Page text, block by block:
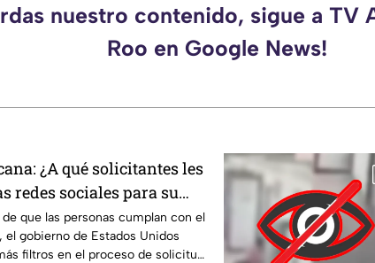
nuestro contenido, sigue a TV
Roo en Google News!
¿A qué solicitantes les
redes sociales para su
que las personas cumplan con el
el gobierno de Estados Unidos
filtros en el proceso de solicitud